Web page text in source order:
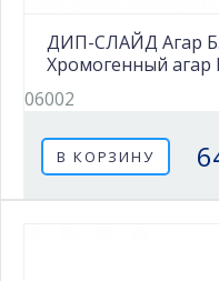
ДИП-СЛАЙД Агар
Хромогенный агар
06002
В КОРЗИНУ